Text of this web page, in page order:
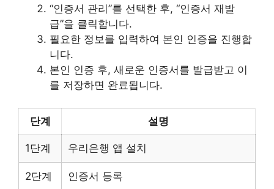
“인증서 관리”를 선택한 후, “인증서 재발
급”을 클릭합니다.
필요한 정보를 입력하여 본인 인증을 진행합
니다.
본인 인증 후, 새로운 인증서를 발급받고 이
를 저장하면 완료됩니다.
단계 설명
1단계 우리은행 앱 설치
2단계 인증서 등록